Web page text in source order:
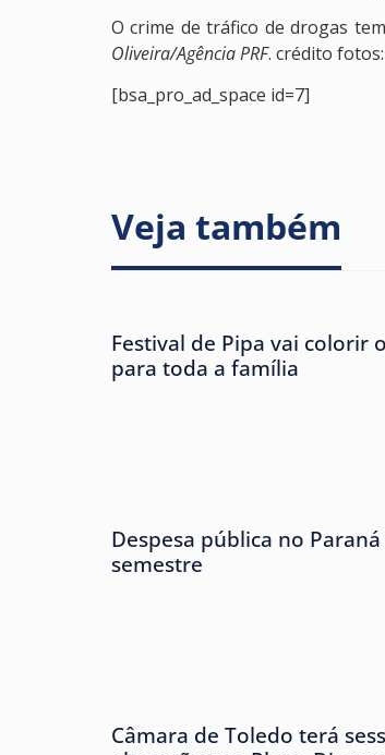
O crime de tráfico de drogas
Oliveira/Agência PRF. crédito
[bsa_pro_ad_space id=7]
Veja também
Festival de Pipa vai colorir
para toda a família
Despesa pública no
semestre
Câmara de Toledo terá